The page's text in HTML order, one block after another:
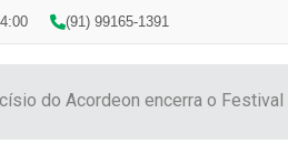
(91) 99165-1391